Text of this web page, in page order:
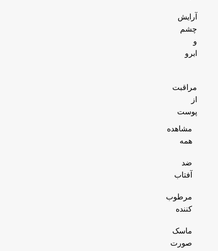
آرایش
چشم
و
ابرو
مراقبت
از
پوست
مشاهده
همه
ضد
آفتاب
مرطوب
کننده
ماسک
صورت